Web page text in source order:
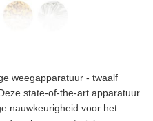
weegapparatuur - twaalf
state-of-the-art apparatuur
nauwkeurigheid voor het